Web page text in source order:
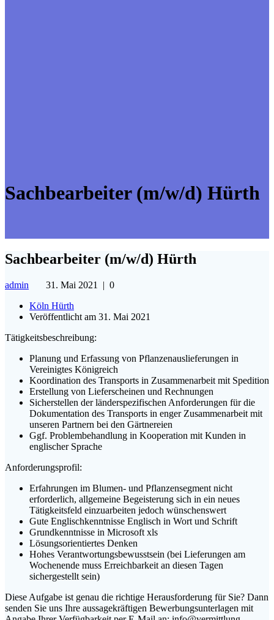
Sachbearbeiter (m/w/d) Hürth
Sachbearbeiter (m/w/d) Hürth
admin 31. Mai 2021 | 0
Köln Hürth
Veröffentlicht am 31. Mai 2021
Tätigkeitsbeschreibung:
Planung und Erfassung von Pflanzenauslieferungen in
Vereinigtes Königreich
Koordination des Transports in Zusammenarbeit mit Spedition
Erstellung von Lieferscheinen und Rechnungen
Sicherstellen der länderspezifischen Anforderungen für die
Dokumentation des Transports in enger Zusammenarbeit mit
unseren Partnern bei den Gärtnereien
Ggf. Problembehandlung in Kooperation mit Kunden in
englischer Sprache
Anforderungsprofil:
Erfahrungen im Blumen- und Pflanzensegment nicht
erforderlich, allgemeine Begeisterung sich in ein neues
Tätigkeitsfeld einzuarbeiten jedoch wünschenswert
Gute Englischkenntnisse Englisch in Wort und Schrift
Grundkenntnisse in Microsoft xls
Lösungsorientiertes Denken
Hohes Verantwortungsbewusstsein (bei Lieferungen am
Wochenende muss Erreichbarkeit an diesen Tagen
sichergestellt sein)
Diese Aufgabe ist genau die richtige Herausforderung für Sie? Dann
senden Sie uns Ihre aussagekräftigen Bewerbungsunterlagen mit